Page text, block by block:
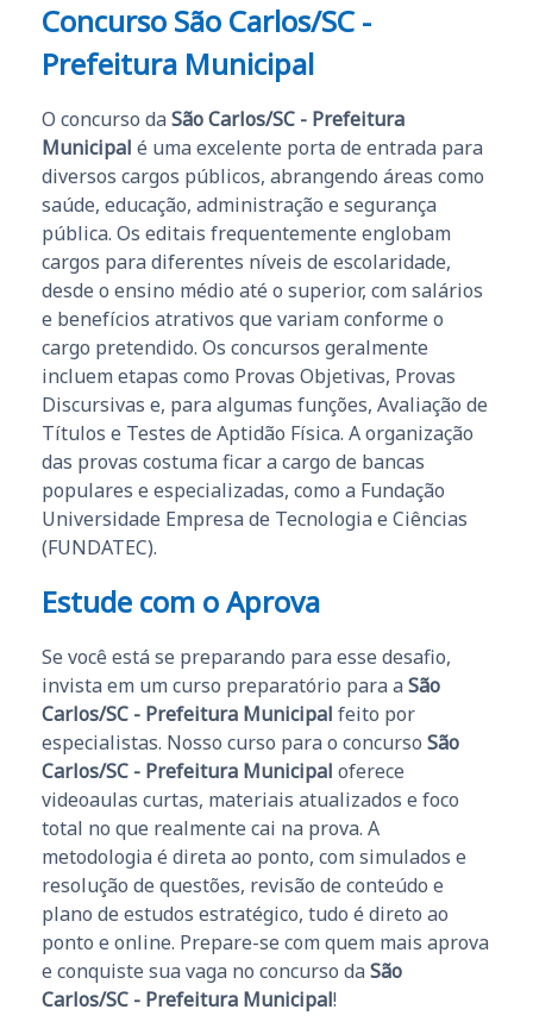
Concurso São Carlos/SC -
Prefeitura Municipal
O concurso da São Carlos/SC - Prefeitura
Municipal é uma excelente porta de entrada para
diversos cargos públicos, abrangendo áreas como
saúde, educação, administração e segurança
pública. Os editais frequentemente englobam
cargos para diferentes níveis de escolaridade,
desde o ensino médio até o superior, com salários
e benefícios atrativos que variam conforme o
cargo pretendido. Os concursos geralmente
incluem etapas como Provas Objetivas, Provas
Discursivas e, para algumas funções, Avaliação de
Títulos e Testes de Aptidão Física. A organização
das provas costuma ficar a cargo de bancas
populares e especializadas, como a Fundação
Universidade Empresa de Tecnologia e Ciências
(FUNDATEC).
Estude com o Aprova
Se você está se preparando para esse desafio,
invista em um curso preparatório para a São
Carlos/SC - Prefeitura Municipal feito por
especialistas. Nosso curso para o concurso São
Carlos/SC - Prefeitura Municipal oferece
videoaulas curtas, materiais atualizados e foco
total no que realmente cai na prova. A
metodologia é direta ao ponto, com simulados e
resolução de questões, revisão de conteúdo e
plano de estudos estratégico, tudo é direto ao
ponto e online. Prepare-se com quem mais aprova
e conquiste sua vaga no concurso da São
Carlos/SC - Prefeitura Municipal!